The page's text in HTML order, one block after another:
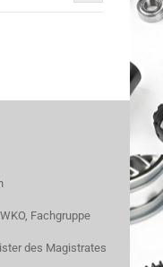
Fachgruppe
des Magistrates